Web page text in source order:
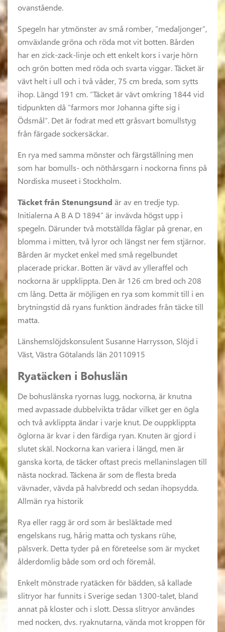
ovanstående.
Spegeln har ytmönster av små romber, ”medaljonger”,
omväxlande gröna och röda mot vit botten. Bården
har en zick-zack-linje och ett enkelt kors i varje hörn
och grön botten med röda och svarta viggar. Täcket är
vävt helt i ull och i två våder, 75 cm breda, som sytts
ihop. Längd 191 cm. ”Täcket är vävt omkring 1844 vid
tidpunkten då ”farmors mor Johanna gifte sig i
Ödsmål”. Det är fodrat med ett gråsvart bomullstyg
från färgade sockersäckar.
En rya med samma mönster och färgställning men
som har bomulls- och nöthårsgarn i nockorna finns på
Nordiska museet i Stockholm.
Täcket från Stenungsund är av en tredje typ.
Initialerna A B A D 1894” är invävda högst upp i
spegeln. Därunder två motställda fåglar på grenar, en
blomma i mitten, två lyror och längst ner fem stjärnor.
Bården är mycket enkel med små regelbundet
placerade prickar. Botten är vävd av ylleraffel och
nockorna är uppklippta. Den är 126 cm bred och 208
cm lång. Detta är möjligen en rya som kommit till i en
brytningstid då ryans funktion ändrades från täcke till
matta.
Länshemslöjdskonsulent Susanne Harrysson, Slöjd i
Väst, Västra Götalands län 20110915
Ryatäcken i Bohuslän
De bohuslänska ryornas lugg, nockorna, är knutna
med avpassade dubbelvikta trådar vilket ger en ögla
och två avklippta ändar i varje knut. De ouppklippta
öglorna är kvar i den färdiga ryan. Knuten är gjord i
slutet skäl. Nockorna kan variera i längd, men är
ganska korta, de täcker oftast precis mellaninslagen till
nästa nockrad. Täckena är som de flesta breda
vävnader, vävda på halvbredd och sedan ihopsydda.
Allmän rya historik
Rya eller ragg är ord som är besläktade med
engelskans rug, hårig matta och tyskans rühe,
pälsverk. Detta tyder på en företeelse som är mycket
ålderdomlig både som ord och föremål.
Enkelt mönstrade ryatäcken för bädden, så kallade
slitryor har funnits i Sverige sedan 1300-talet, bland
annat på kloster och i slott. Dessa slitryor användes
med nocken, dvs. ryaknutarna, vända mot kroppen för